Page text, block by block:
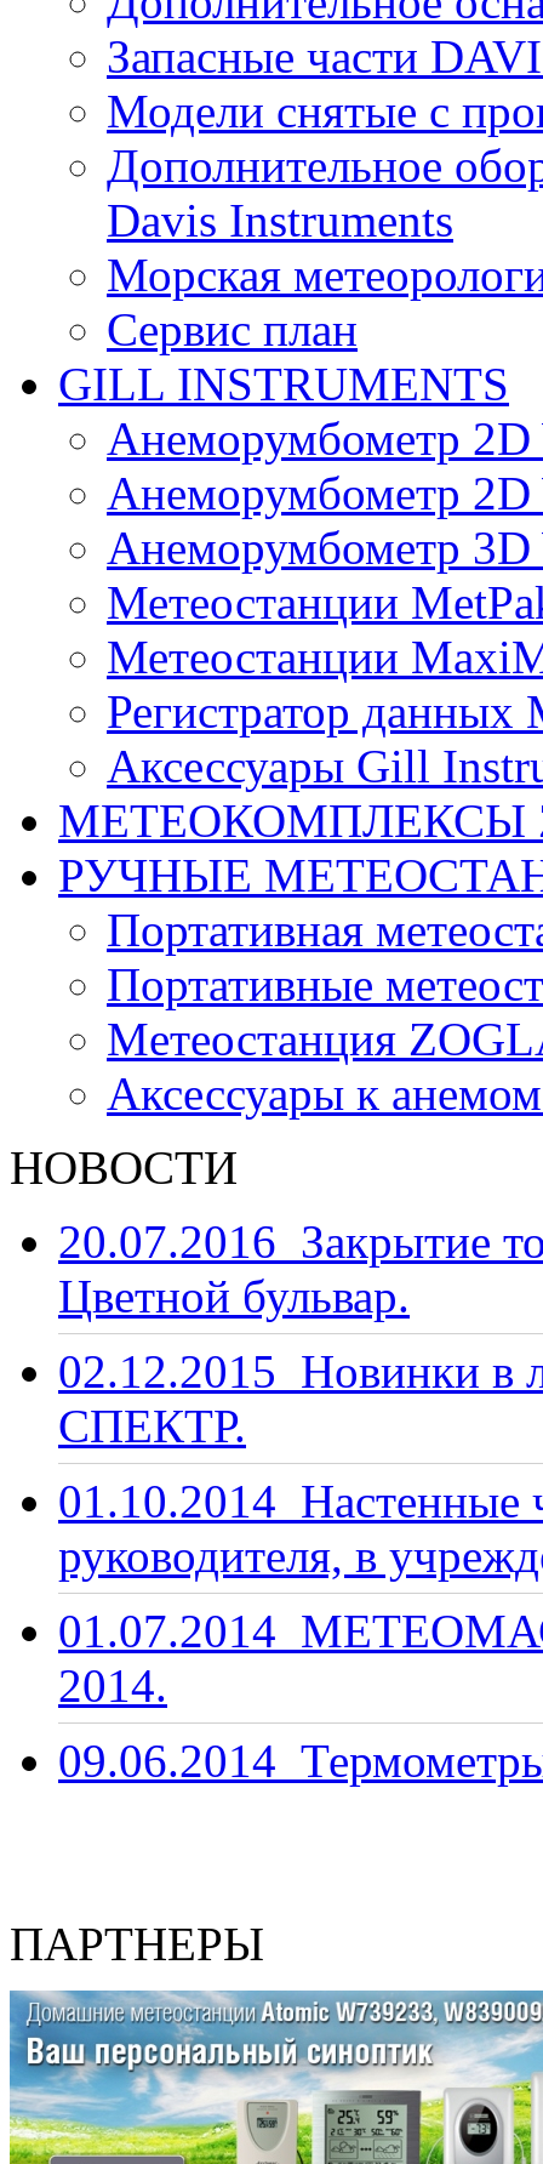
Запасные части
Модели снятые с
Дополнительное
Davis Instruments
Морская
Сервис план
GILL INSTRUMENTS
Анеморумбометр 2D
Анеморумбометр 2D
Анеморумбометр 3D
Метеостанции
Метеостанции
Регистратор данных
Аксессуары Gill
МЕТЕОКОМПЛЕКСЫ
РУЧНЫЕ
Портативная
Портативные
Mетеостанция
Аксессуары к
НОВОСТИ
20.07.2016 Закрытие
Цветной бульвар.
02.12.2015 Новинки в
СПЕКТР.
01.10.2014 Настенные
руководителя, в
01.07.2014
2014.
09.06.2014
ПАРТНЕРЫ